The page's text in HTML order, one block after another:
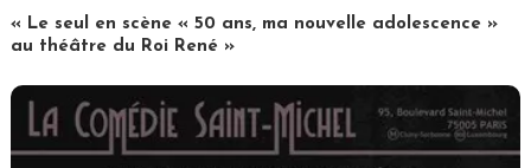
Cilia
« Le seul en scène « 50 ans, ma nouvelle adolescence »
au théâtre du Roi René »